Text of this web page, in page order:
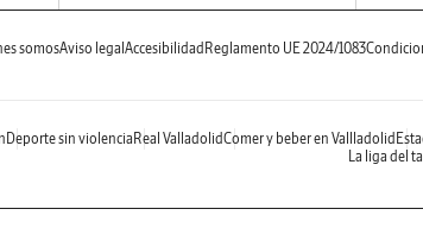
somosAviso legal Accesibilidad Reglamento UE 2024/1083
Deporte sin violencia Real ValladolidComer y beber en Vallladolid
La liga del